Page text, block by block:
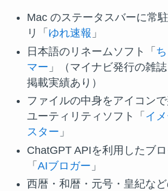
Mac のステータスバーに常
リ「 ゆれ速報 」
日本語のリネームソフト「
マー 」（マイナビ発行の雑
掲載実績あり）
ファイルの中身をアイコン
ユーティリティソフト「 イ
スター 」
ChatGPT APIを利用したブ
「 AIブロガー 」
西暦・和暦・元号・皇紀な